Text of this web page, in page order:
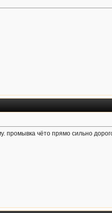
промывка чёто прямо сильно